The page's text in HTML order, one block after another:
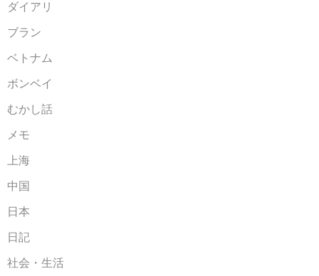
ダイアリ
ブラン
ベトナム
ボンベイ
むかし話
メモ
上海
中国
日本
日記
社会・生活